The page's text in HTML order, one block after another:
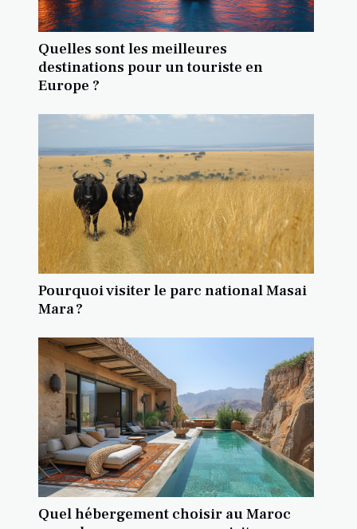
Quelles sont les meilleures
destinations pour un touriste en
Europe ?
Pourquoi visiter le parc national Masai
Mara ?
Quel hébergement choisir au Maroc